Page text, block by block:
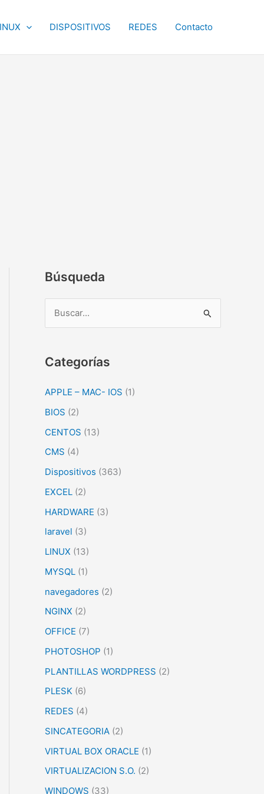
DISPOSITIVOS REDES Contacto
Búsqueda
c
r
p
o
r
:
Categorías
APPLE – MAC- IOS (1)
BIOS (2)
CENTOS (13)
CMS (4)
Dispositivos (363)
EXCEL (2)
HARDWARE (3)
laravel (3)
LINUX (13)
MYSQL (1)
navegadores (2)
NGINX (2)
OFFICE (7)
PHOTOSHOP (1)
PLANTILLAS WORDPRESS (2)
PLESK (6)
REDES (4)
SINCATEGORIA (2)
VIRTUAL BOX ORACLE (1)
VIRTUALIZACION S.O. (2)
WINDOWS (33)